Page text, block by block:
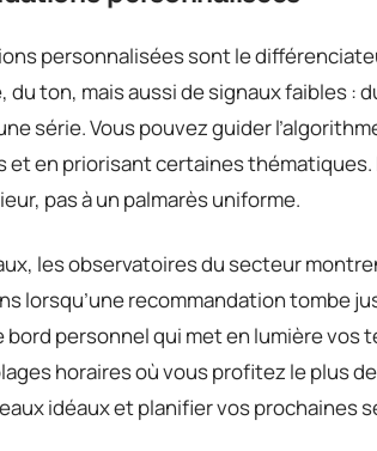
personnalisées sont le
du ton, mais aussi de signaux faibles :
série. Vous pouvez guider
et en priorisant certaines thématiques.
pas à un palmarès uniforme.
les observatoires du secteur
lorsqu’une recommandation tombe
bord personnel qui met en lumière vos
horaires où vous profitez le plus
idéaux et planifier vos prochaines